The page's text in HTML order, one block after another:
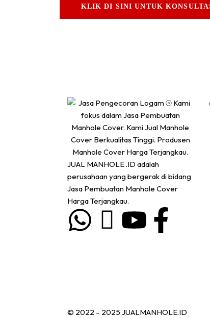
KLIK DI SINI UNTUK
JUAL MANHOLE .ID adalah
perusahaan yang bergerak di bidang
Jasa Pembuatan Manhole Cover
Harga Terjangkau.
© 2022 – 2025 JUALMANHOLE.ID